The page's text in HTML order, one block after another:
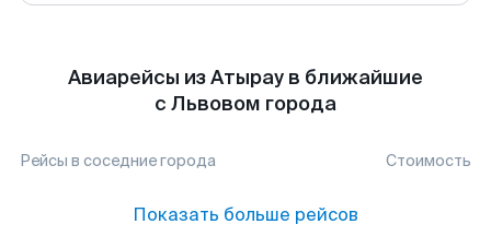
Авиарейсы из Атырау в ближайшие
с Львовом города
Рейсы в соседние города Стоимость
Показать больше рейсов